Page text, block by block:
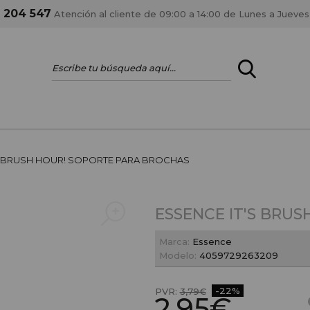
ENTRAR
como tal y disfrutar de
204 547 Atención al cliente de 09:00 a 14:00 de Lunes a
HOUR! SOPORTE PARA BROCHAS
ESSENCE IT'S
Marca: Essence
Modelo: 4059729263209
PVR:3,79€ -22%